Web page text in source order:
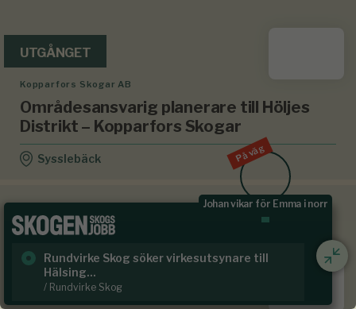
UTGÅNGET
Kopparfors Skogar AB
Områdesansvarig planerare till Höljes
Distrikt – Kopparfors Skogar
Sysslebäck
UTGÅNGET
På väg
Johan vikar för Emma i norr
Rundvirke Skog söker virkesutsynare till
Hälsing...
/ Rundvirke Skog